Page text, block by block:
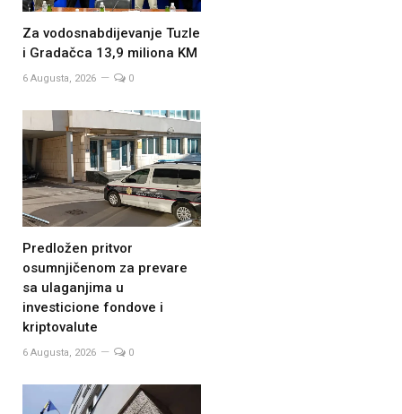
Za vodosnabdijevanje Tuzle
i Gradačca 13,9 miliona KM
6 Augusta, 2026 0
Predložen pritvor
osumnjičenom za prevare
sa ulaganjima u
investicione fondove i
kriptovalute
6 Augusta, 2026 0